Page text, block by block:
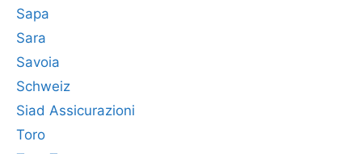
Sapa
Sara
Savoia
Schweiz
Siad Assicurazioni
Toro